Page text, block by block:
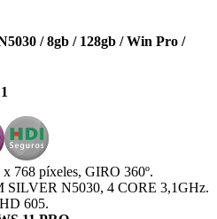
/ 8gb / 128gb / Win Pro /
768 píxeles, GIRO 360º.
SILVER N5030, 4 CORE 3,1GHz.
605.